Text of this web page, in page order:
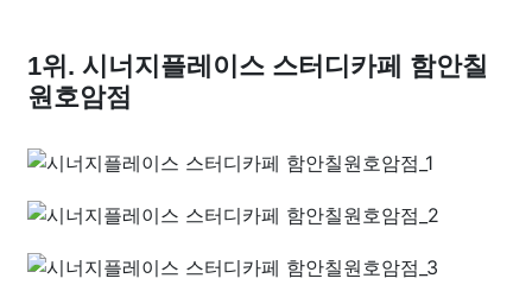
1위. 시너지플레이스 스터디카페 함안칠
원호암점